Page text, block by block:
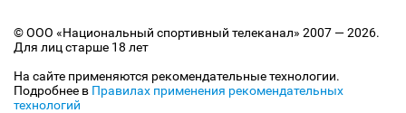
© ООО «Национальный спортивный телеканал» 2007 — 2026.
Для лиц старше 18 лет
На сайте применяются рекомендательные технологии.
Подробнее в Правилах применения рекомендательных
технологий